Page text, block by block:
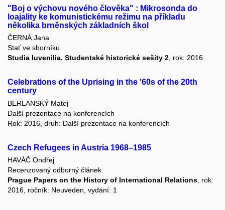
"Boj o výchovu nového člověka" : Mikrosonda do
loajality ke komunistickému režimu na příkladu
několika brněnských základních škol
ČERNÁ Jana
Stať ve sborníku
Studia Iuvenilia. Studentské historické sešity 2, rok: 2016
Celebrations of the Uprising in the '60s of the 20th
century
BERLANSKÝ Matej
Další prezentace na konferencích
Rok: 2016, druh: Další prezentace na konferencích
Czech Refugees in Austria 1968–1985
HAVÁČ Ondřej
Recenzovaný odborný článek
Prague Papers on the History of International Relations , rok:
2016, ročník: Neuveden, vydání: 1